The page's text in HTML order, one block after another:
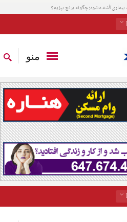
کُشنده شود؛ چگونه برنج بپزیم؟
منو